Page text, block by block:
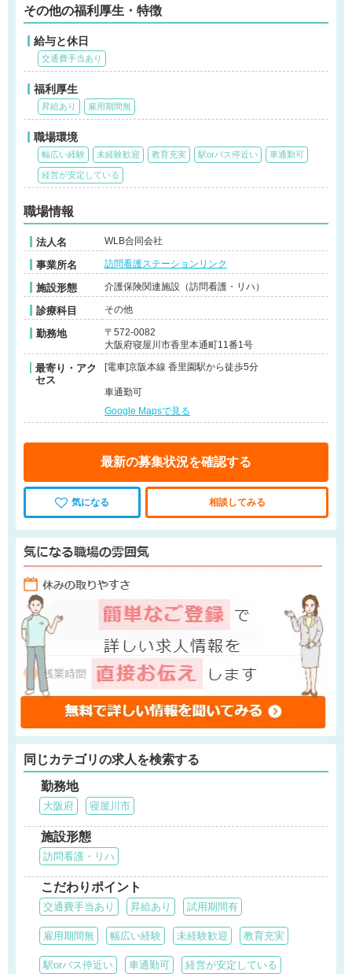
その他の福利厚生・特徴
給与と休日
交通費手当あり
福利厚生
昇給あり 雇用期間無
職場環境
幅広い経験 未経験歓迎 教育充実 駅orバス停近い 車通勤可
経営が安定している
職場情報
法人名 WLB合同会社
事業所名 訪問看護ステーションリンク
施設形態 介護保険関連施設（訪問看護・リハ）
診療科目 その他
勤務地
〒572-0082
大阪府寝屋川市香里本通町11番1号
最寄り・アク
セス
[電車]京阪本線 香里園駅から徒歩5分
車通勤可
Google Mapsで見る
最新の募集状況を確認する
気になる 相談してみる
同じカテゴリの求人を検索する
勤務地
大阪府 寝屋川市
施設形態
訪問看護・リハ
こだわりポイント
交通費手当あり 昇給あり 試用期間有
雇用期間無 幅広い経験 未経験歓迎 教育充実
駅orバス停近い 車通勤可 経営が安定している